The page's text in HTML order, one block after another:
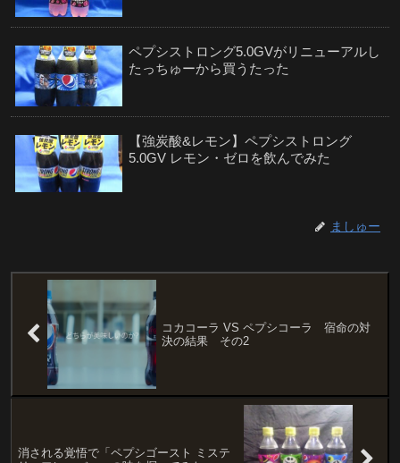
ペプシストロング5.0GVがリニューアルし
たっちゅーから買うたった
【強炭酸&レモン】ペプシストロング
5.0GV レモン・ゼロを飲んでみた
【 #桃太郎vs鬼 】ペプシストロング5.0GV
【#ジュードロウのおごりと聞いて】アス
ナル金山でペプシストロング5.0GVを貰っ
てきた
【ペプシ史上最強】炭酸がキツすぎる「ペ
プシストロング5.0GV」を飲んでみた
ましゅー
コカコーラ VS ペプシコーラ 宿命の対
決の結果 その2
消される覚悟で「ペプシゴースト ミステ